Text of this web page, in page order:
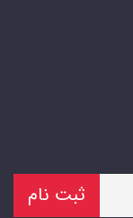
ثبت نام